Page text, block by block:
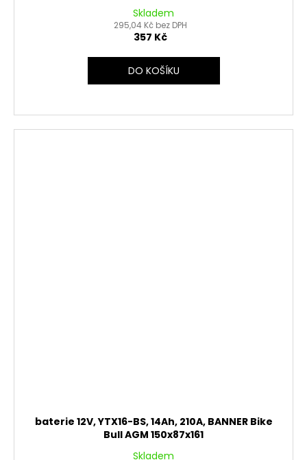
Skladem
295,04 Kč bez DPH
357 Kč
DO KOŠÍKU
baterie 12V, YTX16-BS, 14Ah, 210A, BANNER Bike
Bull AGM 150x87x161
Skladem